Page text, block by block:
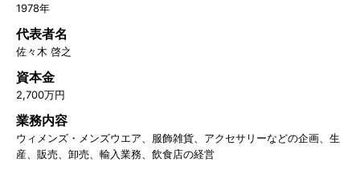
1978年
代表者名
佐々木 啓之
資本金
2,700万円
業務内容
ウィメンズ・メンズウエア、服飾雑貨、アクセサリーなどの企画、生
産、販売、卸売、輸入業務、飲食店の経営